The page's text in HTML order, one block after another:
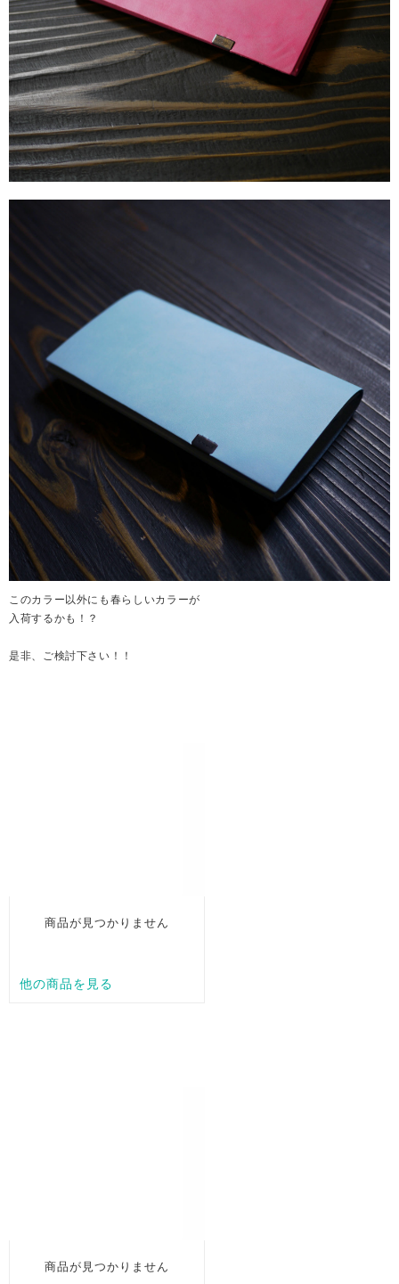
このカラー以外にも春らしいカラーが
入荷するかも！？
是非、ご検討下さい！！